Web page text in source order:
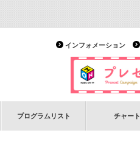
インフォメーション
プログラムリスト チャート